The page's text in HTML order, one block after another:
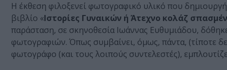
Η έκθεση φιλοξενεί φωτογραφικό υλικό που
βιβλίο «Ιστορίες Γυναικών ή Άτεχνο κολάζ
παράσταση, σε σκηνοθεσία Ιωάννας Ευθυμιάδου,
φωτογραφιών. Όπως συμβαίνει, όμως, πάντα, (τίποτε
φωτογράφο (και τους λοιπούς συντελεστές),